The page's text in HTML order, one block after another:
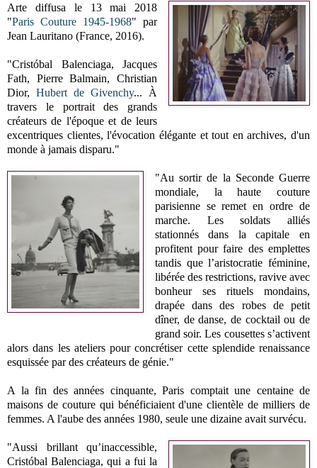
Arte diffusa le 13 mai 2018
"Paris Couture 1945-1968" par
Jean Lauritano (France, 2016).
"Cristóbal Balenciaga, Jacques
Fath, Pierre Balmain, Christian
Dior,Hubert de Givenchy... À
travers le portrait des grands
créateurs de l'époque et de leurs
excentriques clientes, l'évocation élégante et tout en archives, d'un
monde à jamais disparu."
"Au sortir de la Seconde Guerre
mondiale, la haute couture
parisienne se remet en ordre de
marche. Les soldats alliés
stationnés dans la capitale en
profitent pour faire des emplettes
tandis que l’aristocratie féminine,
libérée des restrictions, ravive avec
bonheur ses rituels mondains,
drapée dans des robes de petit
dîner, de danse, de cocktail ou de
grand soir. Les cousettes s’activent
alors dans les ateliers pour concrétiser cette splendide renaissance
esquissée par des créateurs de génie."
A la fin des années cinquante, Paris comptait une centaine de
maisons de couture qui bénéficiaient d'une clientèle de milliers de
femmes. A l'aube des années 1980, seule une dizaine avait survécu.
"Aussi brillant qu’inaccessible,
Cristóbal Balenciaga, qui a fui la